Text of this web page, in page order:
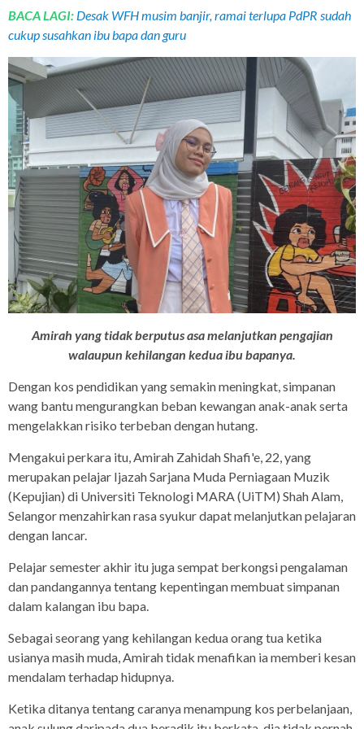
BACA LAGI: Desak WFH musim banjir, ramai terlupa PdPR sudah
cukup susahkan ibu bapa dan guru
Amirah yang tidak berputus asa melanjutkan pengajian
walaupun kehilangan kedua ibu bapanya.
Dengan kos pendidikan yang semakin meningkat, simpanan
wang bantu mengurangkan beban kewangan anak-anak serta
mengelakkan risiko terbeban dengan hutang.
Mengakui perkara itu, Amirah Zahidah Shafi'e, 22, yang
merupakan pelajar Ijazah Sarjana Muda Perniagaan Muzik
(Kepujian) di Universiti Teknologi MARA (UiTM) Shah Alam,
Selangor menzahirkan rasa syukur dapat melanjutkan pelajaran
dengan lancar.
Pelajar semester akhir itu juga sempat berkongsi pengalaman
dan pandangannya tentang kepentingan membuat simpanan
dalam kalangan ibu bapa.
Sebagai seorang yang kehilangan kedua orang tua ketika
usianya masih muda, Amirah tidak menafikan ia memberi kesan
mendalam terhadap hidupnya.
Ketika ditanya tentang caranya menampung kos perbelanjaan,